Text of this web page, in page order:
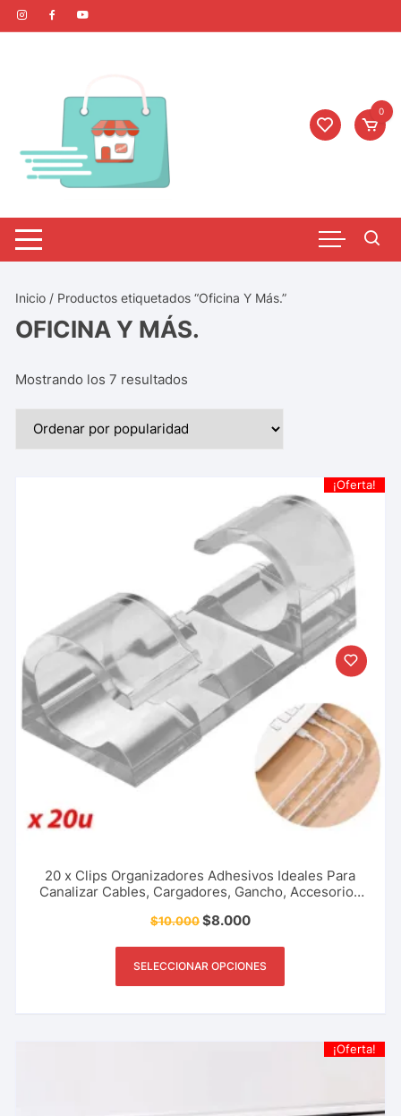
0
Inicio / Productos etiquetados “Oficina Y Más.”
OFICINA Y MÁS.
Mostrando los 7 resultados
¡Oferta!
20 x Clips Organizadores Adhesivos Ideales Para
Canalizar Cables, Cargadores, Gancho, Accesorios
$10.000$8.000
SELECCIONAR OPCIONES
¡Oferta!